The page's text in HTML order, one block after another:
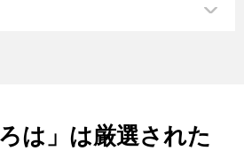
は」は厳選された